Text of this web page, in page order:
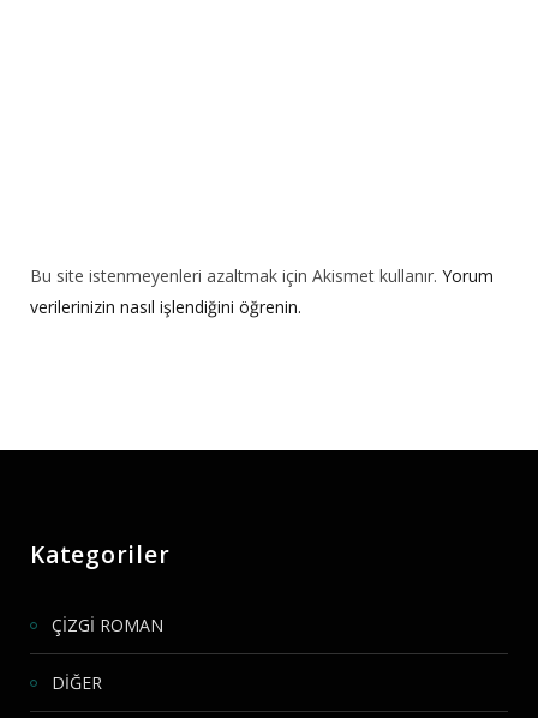
Bu site istenmeyenleri azaltmak için Akismet kullanır. Yorum
verilerinizin nasıl işlendiğini öğrenin.
Kategoriler
ÇİZGİ ROMAN
DİĞER